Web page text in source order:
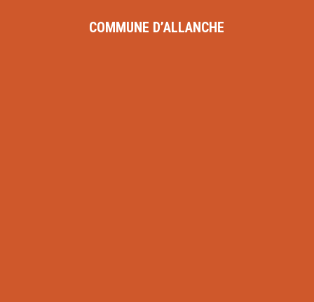
COMMUNE D’ALLANCHE